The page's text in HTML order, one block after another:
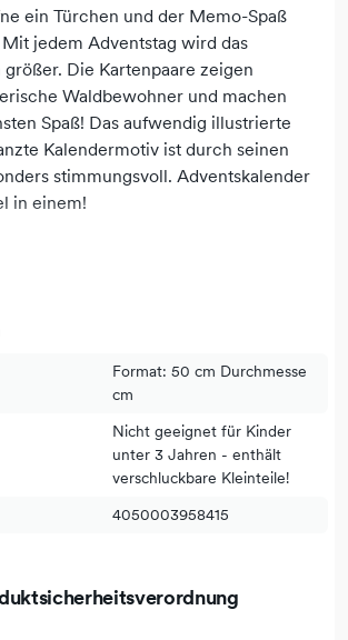
ein Türchen und der Memo-Spaß
jedem Adventstag wird das
Die Kartenpaare zeigen
Waldbewohner und machen
Spaß! Das aufwendig illustrierte
Kalendermotiv ist durch seinen
stimmungsvoll. Adventskalender
in einem!
cm
/ irisierender Glitter / mit
/ 2 x 24 Memo-Spielkarten: 4,5 x
Ute
Format: 50 cm Durchmesse
cm
Nicht geeignet für Kinder
unter 3 Jahren - enthält
verschluckbare Kleinteile!
4050003958415